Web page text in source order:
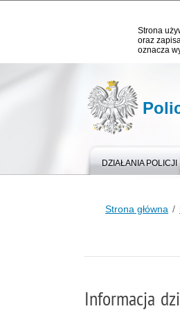
Strona
oraz
oznacza
DZIAŁANIA POLICJI
Strona główna
Informacja